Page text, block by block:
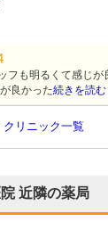
フも明るくて感じが
良かった続きを読む
クリニック一覧
近隣の薬局